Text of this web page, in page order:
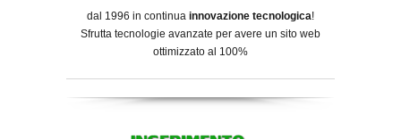
dal 1996 in continua innovazione tecnologica!
Sfrutta tecnologie avanzate per avere un sito web
ottimizzato al 100%